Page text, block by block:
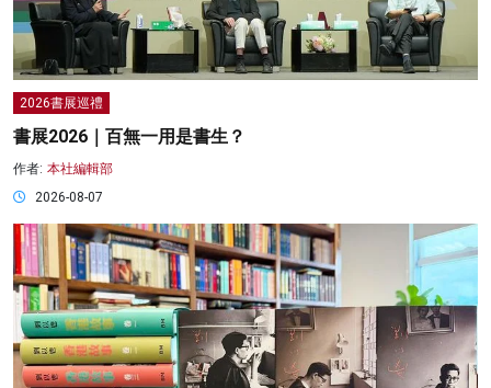
2026書展巡禮
書展2026｜百無一用是書生？
作者: 本社編輯部
2026-08-07